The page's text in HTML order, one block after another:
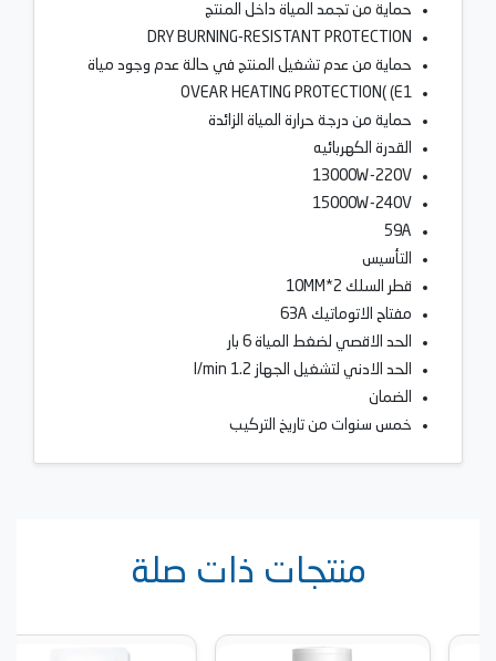
حماية من تجمد المياة داخل المنتج
DRY BURNING-RESISTANT PROTECTION
حماية من عدم تشغيل المنتج في حالة عدم وجود مياة
OVEAR HEATING PROTECTION( (E1
حماية من درجة حرارة المياة الزائدة
القدرة الكهربائيه
13000W-220V
15000W-240V
59A
التأسيس
قطر السلك 2*10MM
مفتاح الاتوماتيك 63A
الحد الاقصي لضغط المياة 6 بار
الحد الادني لتشغيل الجهاز 1.2 l/min
الضمان
خمس سنوات من تاريخ التركيب
منتجات ذات صلة